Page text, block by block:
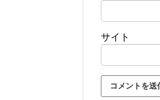
サイト